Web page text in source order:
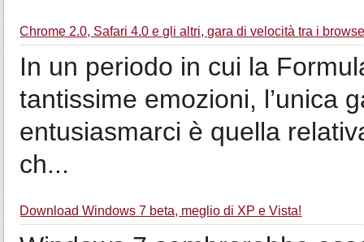
Chrome 2.0, Safari 4.0 e gli altri, gara di velocità tra i
In un periodo in cui la
tantissime emozioni, l’unica
entusiasmarci è quella
ch...
Download Windows 7 beta, meglio di XP e Vista!